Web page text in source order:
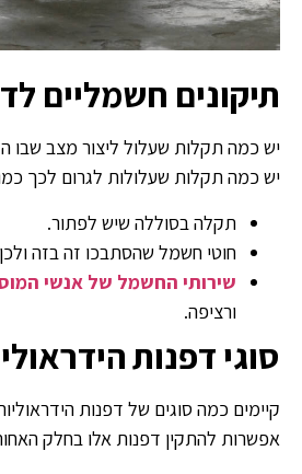
תיקונים חשמליים
יש כמה תקלות שעלול ליצור מצב שבו
יש כמה תקלות שעלולות לגרום לכך
תקלה בסוללה שיש לפתור.
חוטי חשמל שהסתבכו זה בזה
שירותי החשמל של אנשי
ורציפה.
סוגי דפנות
קיימים כמה סוגים של דפנות
אפשרות להתקין דפנות אלו בחלק